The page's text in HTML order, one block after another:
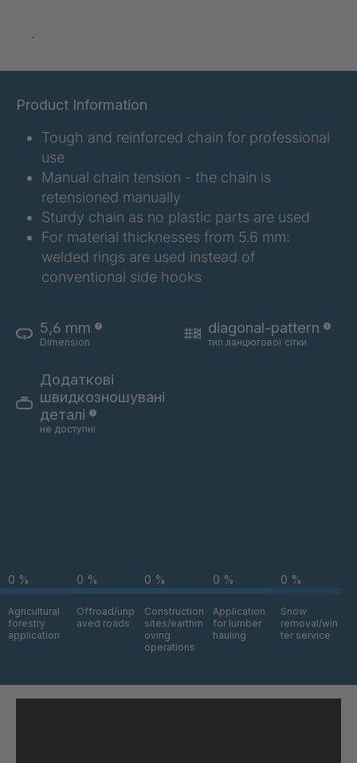
A 77 SV 4034253
A 79 SV 4034255
A 80 SV 4034257
A 82 SV
A 56 SV 4040452
A 104 7 SV 4041426
.
Product Information
Tough and reinforced chain for professional
use
Manual chain tension - the chain is
retensioned manually
Sturdy chain as no plastic parts are used
For material thicknesses from 5.6 mm:
welded rings are used instead of
conventional side hooks
5,6 mm
Dimension
diagonal-pattern
тип ланцюгової сітки
Додаткові
швидкозношувані
деталі
не доступні
0 %
Agricultural
forestry
application
0 %
Offroad/unp
aved roads
0 %
Construction
sites/earthm
oving
operations
0 %
Application
for lumber
hauling
0 %
Snow
removal/win
ter service